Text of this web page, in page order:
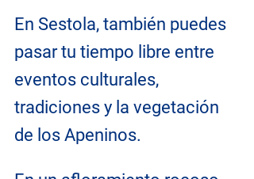
En Sestola, también puedes
pasar tu tiempo libre entre
eventos culturales,
tradiciones y la vegetación
de los Apeninos.